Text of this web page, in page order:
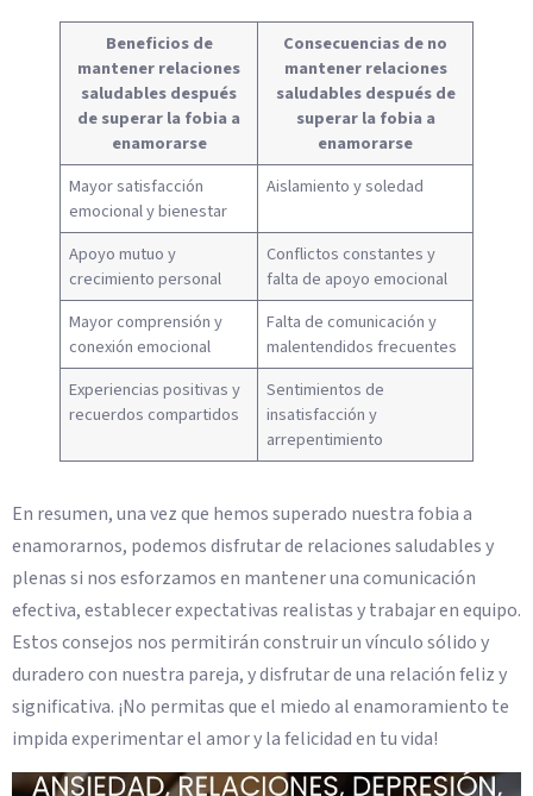
Beneficios de
mantener relaciones
saludables después
de superar la fobia a
enamorarse
Consecuencias de no
mantener relaciones
saludables después de
superar la fobia a
enamorarse
Mayor satisfacción
emocional y bienestar
Aislamiento y soledad
Apoyo mutuo y
crecimiento personal
Conflictos constantes y
falta de apoyo emocional
Mayor comprensión y
conexión emocional
Falta de comunicación y
malentendidos frecuentes
Experiencias positivas y
recuerdos compartidos
Sentimientos de
insatisfacción y
arrepentimiento
En resumen, una vez que hemos superado nuestra fobia a
enamorarnos, podemos disfrutar de relaciones saludables y
plenas si nos esforzamos en mantener una comunicación
efectiva, establecer expectativas realistas y trabajar en equipo.
Estos consejos nos permitirán construir un vínculo sólido y
duradero con nuestra pareja, y disfrutar de una relación feliz y
significativa. ¡No permitas que el miedo al enamoramiento te
impida experimentar el amor y la felicidad en tu vida!